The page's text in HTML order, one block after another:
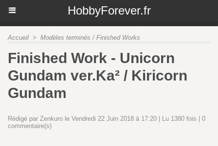
HobbyForever.fr
Accueil > Modèles terminés / Finished Works
Finished Work - Unicorn
Gundam ver.Ka² / Kiricorn
Gundam
Rédigé par Zenkuro le Vendredi 22 Juin 2018 à 17:20 | Lu 1380 fois | 0
commentaire(s)